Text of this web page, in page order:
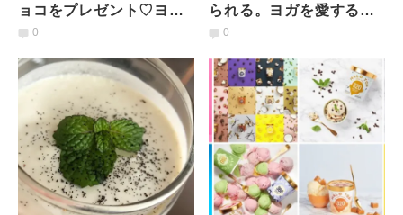
ョコをプレゼント♡ヨガ
好きが贈りたいチョコレ
0
られる。ヨガを愛する人
の“豊かな食事”って？
相談室】
0